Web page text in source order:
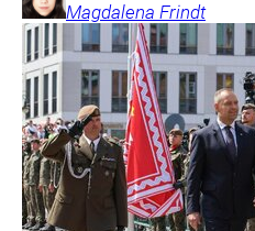
Magdalena Frindt